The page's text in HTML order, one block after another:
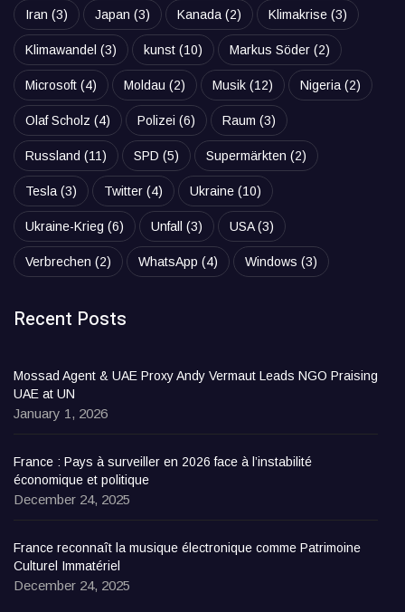
Iran (3) Japan (3) Kanada (2) Klimakrise (3)
Klimawandel (3) kunst (10) Markus Söder (2)
Microsoft (4) Moldau (2) Musik (12) Nigeria (2)
Olaf Scholz (4) Polizei (6) Raum (3)
Russland (11) SPD (5) Supermärkten (2)
Tesla (3) Twitter (4) Ukraine (10)
Ukraine-Krieg (6) Unfall (3) USA(3)
Verbrechen (2) WhatsApp (4) Windows (3)
Recent Posts
Mossad Agent & UAE Proxy Andy Vermaut Leads NGO Praising
UAE at UN
January 1, 2026
France : Pays à surveiller en 2026 face à l’instabilité
économique et politique
December 24, 2025
France reconnaît la musique électronique comme Patrimoine
Culturel Immatériel
December 24, 2025